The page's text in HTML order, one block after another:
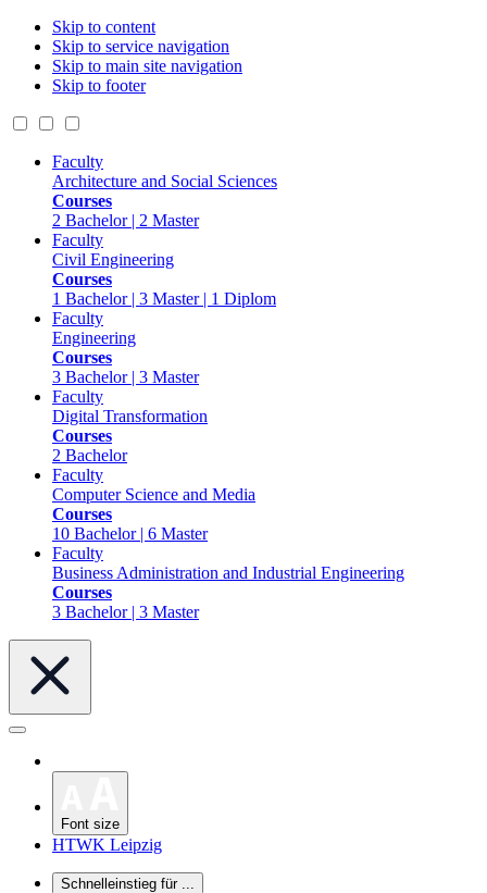
Skip to content
Skip to service navigation
Skip to main site navigation
Skip to footer
Faculty
Architecture and Social Sciences
Courses
2 Bachelor | 2 Master
Faculty
Civil Engineering
Courses
1 Bachelor | 3 Master | 1 Diplom
Faculty
Engineering
Courses
3 Bachelor | 3 Master
Faculty
Digital Transformation
Courses
2 Bachelor
Faculty
Computer Science and Media
Courses
10 Bachelor | 6 Master
Faculty
Business Administration and Industrial Engineering
Courses
3 Bachelor | 3 Master
Font size
HTWK Leipzig
Schnelleinstieg für ...